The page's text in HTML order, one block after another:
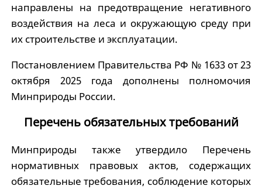
направлены на предотвращение негативного
воздействия на леса и окружающую среду при
их строительстве и эксплуатации.
Постановлением Правительства РФ № 1633 от 23
октября 2025 года дополнены полномочия
Минприроды России.
Перечень обязательных требований
Минприроды также утвердило Перечень
нормативных правовых актов, содержащих
обязательные требования, соблюдение которых